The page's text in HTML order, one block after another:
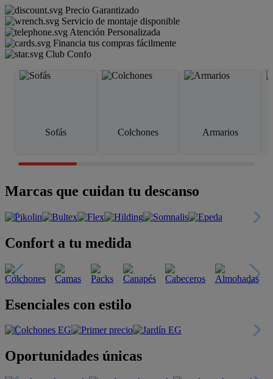
Precio Garantizado
Servicio de montaje disponible
Atención Personalizada
Financia tus compras fácilmente
Club Confo
Sofás Colchones Armarios
Marcas que cuidan tu descanso
Confort a tu medida
Esenciales con estilo
Oportunidades únicas